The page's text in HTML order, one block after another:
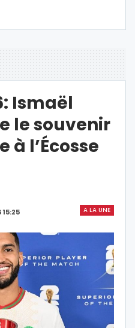
Ismaël
le souvenir
à l’Écosse
A LA UNE